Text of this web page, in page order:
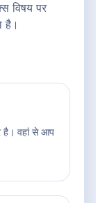
विषय पर
है।
है। वहां से आप